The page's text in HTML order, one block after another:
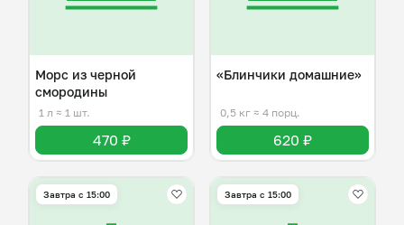
Морс из черной
смородины
1 л ≈ 1 шт.
470 ₽
«Блинчики домашние»
0,5 кг ≈ 4 порц.
620 ₽
Завтра c 15:00 Завтра c 15:00